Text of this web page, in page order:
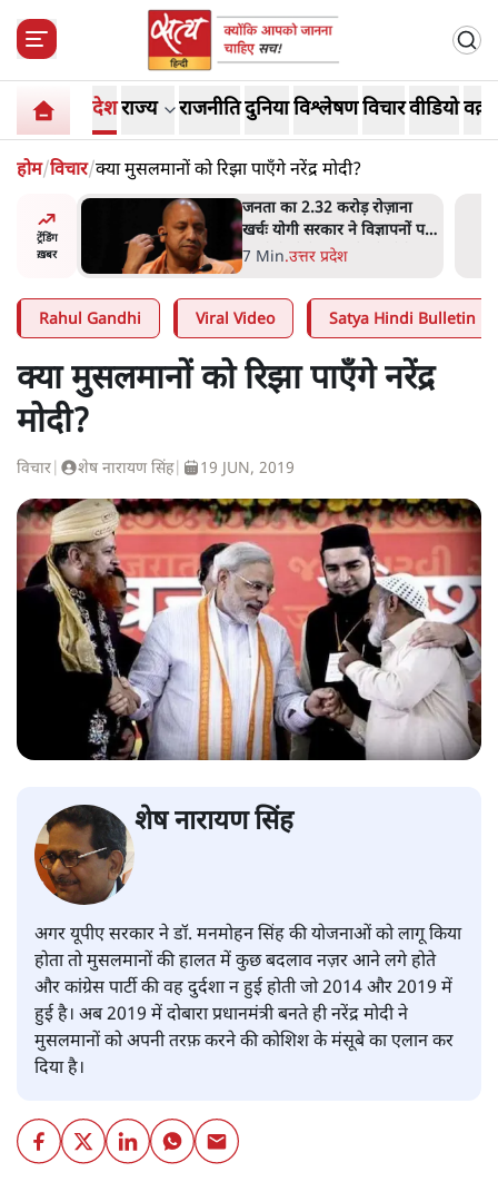
देशराज्य राजनीतिदुनियाविश्लेषणविचारवीडियो
होम/विचार/क्या मुसलमानों को रिझा पाएँगे नरेंद्र मोदी?
ट्रेंडिंग
ख़बर
पर
उलटबांसीः राष्ट्र के चरित्र की मरम्मत
जारी है
11 Min.व्यंग्य/उलटबाँसी
Rahul Gandhi Viral Video Satya Hindi Bulletin
क्या मुसलमानों को रिझा पाएँगे नरेंद्र
मोदी?
विचार शेष नारायण सिंह| 19 JUN, 2019
शेष नारायण सिंह
अगर यूपीए सरकार ने डॉ. मनमोहन सिंह की योजनाओं को लागू किया
होता तो मुसलमानों की हालत में कुछ बदलाव नज़र आने लगे होते
और कांग्रेस पार्टी की वह दुर्दशा न हुई होती जो 2014 और 2019 में
हुई है। अब 2019 में दोबारा प्रधानमंत्री बनते ही नरेंद्र मोदी ने
मुसलमानों को अपनी तरफ़ करने की कोशिश के मंसूबे का एलान कर
दिया है।